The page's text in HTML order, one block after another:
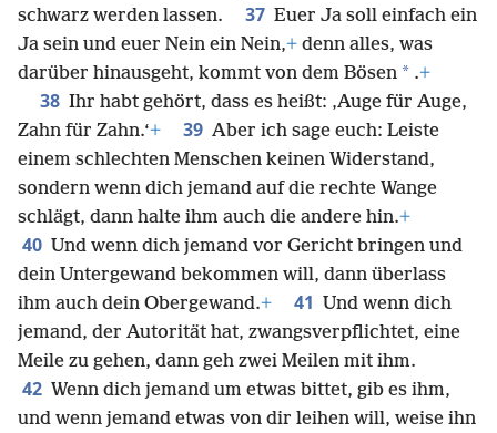
schwarz werden lassen.
37 Euer Ja soll einfach ein
Ja sein und euer Nein ein Nein,+ denn alles, was
darüber hinausgeht, kommt von dem Bösen * .+
38 Ihr habt gehört, dass es heißt: ‚Auge für Auge,
Zahn für Zahn.‘+ 39 Aber ich sage euch: Leiste
einem schlechten Menschen keinen Widerstand,
sondern wenn dich jemand auf die rechte Wange
schlägt, dann halte ihm auch die andere hin.+
40 Und wenn dich jemand vor Gericht bringen und
dein Untergewand bekommen will, dann überlass
ihm auch dein Obergewand.+ 41 Und wenn dich
jemand, der Autorität hat, zwangsverpflichtet, eine
Meile zu gehen, dann geh zwei Meilen mit ihm.
42 Wenn dich jemand um etwas bittet, gib es ihm,
und wenn jemand etwas von dir leihen will, weise ihn